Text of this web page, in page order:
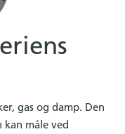
gas og damp. Den
måle ved